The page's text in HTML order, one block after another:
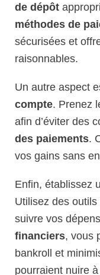
de dépôt
méthodes de
sécurisées et
raisonnables.
Un autre aspect
compte. Prenez
afin d’éviter des
des paiements.
vos gains sans
Enfin, établissez
Utilisez des
suivre vos
financiers, vous
bankroll et
pourraient nuire